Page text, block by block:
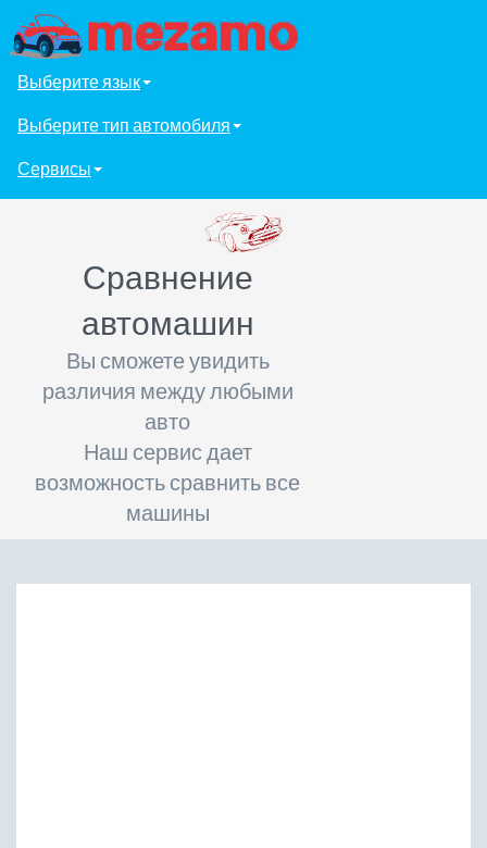
Выберите язык
Выберите тип автомобиля
Сервисы
Сравнение
автомашин
Вы сможете увидить
различия между любыми
авто
Наш сервис дает
возможность сравнить все
машины